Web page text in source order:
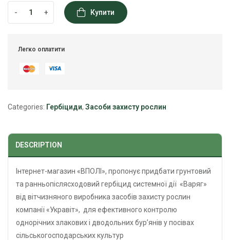
- + Купити
Легко оплатити
Categories: Гербіциди, Засоби захисту рослин
DESCRIPTION
Інтернет-магазин «ВПОЛІ», пропонує придбати грунтовий
та ранньопіслясходовий гербіцид системної дії «Варяг»
від вітчизняного виробника засобів захисту рослин
компанії «Укравіт», для ефективного контролю
однорічних злакових і дводольних бур’янів у посівах
сільськогосподарських культур